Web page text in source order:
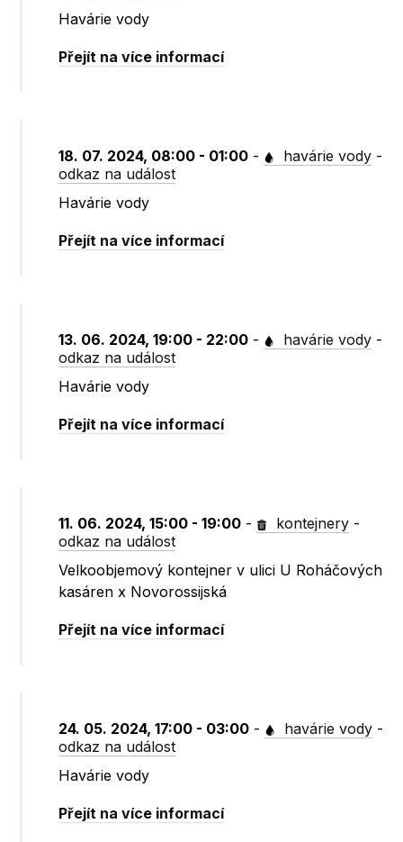
Havárie vody
Přejít na více informací
18. 07. 2024, 08:00 - 01:00 - havárie vody -
odkaz na událost
Havárie vody
Přejít na více informací
13. 06. 2024, 19:00 - 22:00 - havárie vody -
odkaz na událost
Havárie vody
Přejít na více informací
11. 06. 2024, 15:00 - 19:00 - kontejnery -
odkaz na událost
Velkoobjemový kontejner v ulici U Roháčových
kasáren x Novorossijská
Přejít na více informací
24. 05. 2024, 17:00 - 03:00 - havárie vody -
odkaz na událost
Havárie vody
Přejít na více informací